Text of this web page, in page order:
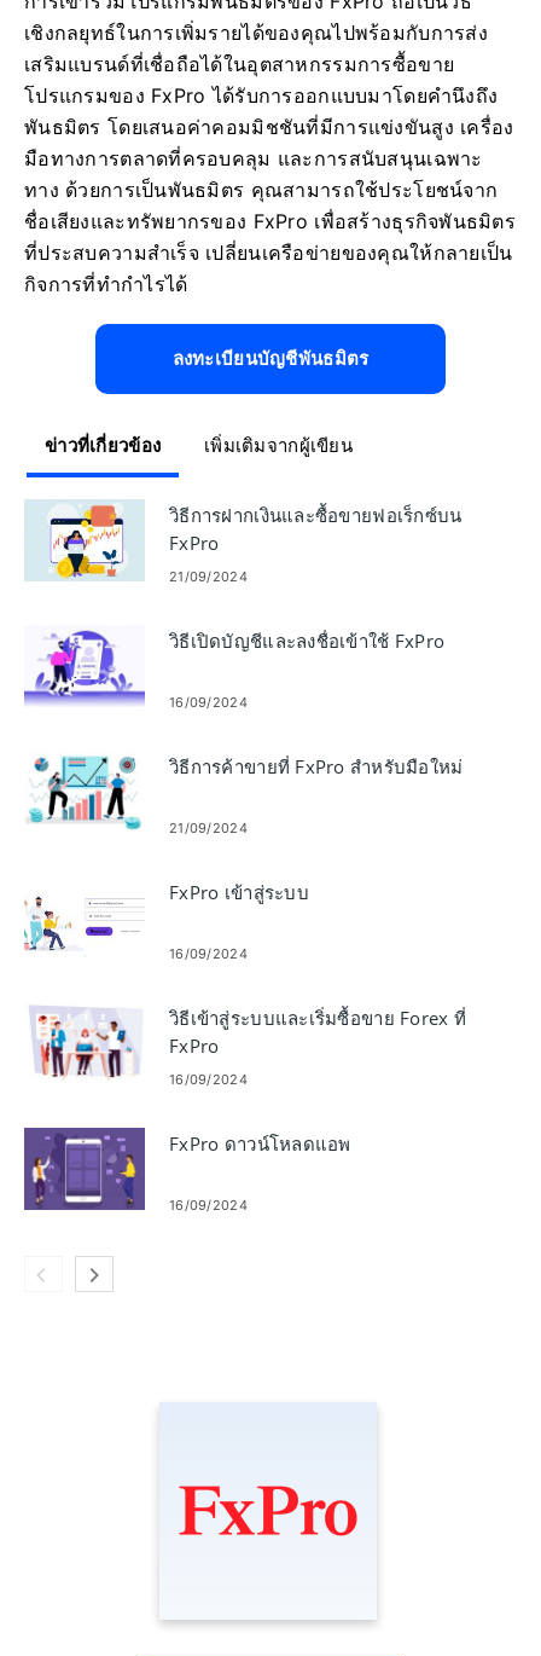
เชิงกลยุทธ์ในการเพิ่มรายได้ของคุณไปพร้อมกับการส่ง
เสริมแบรนด์ที่เชื่อถือได้ในอุตสาหกรรมการซื้อขาย
โปรแกรมของ FxPro ได้รับการออกแบบมาโดยคำนึงถึง
พันธมิตร โดยเสนอค่าคอมมิชชันที่มีการแข่งขันสูง เครื่อง
มือทางการตลาดที่ครอบคลุม และการสนับสนุนเฉพาะ
ทาง ด้วยการเป็นพันธมิตร คุณสามารถใช้ประโยชน์จาก
ชื่อเสียงและทรัพยากรของ FxPro เพื่อสร้างธุรกิจพันธมิตร
ที่ประสบความสำเร็จ เปลี่ยนเครือข่ายของคุณให้กลายเป็น
กิจการที่ทำกำไรได้
ลงทะเบียนบัญชีพันธมิตร
ข่าวที่เกี่ยวข้อง เพิ่มเติมจากผู้เขียน
วิธีการฝากเงินและซื้อขายฟอเร็กซ์บน
FxPro
21/09/2024
วิธีเปิดบัญชีและลงชื่อเข้าใช้ FxPro
16/09/2024
วิธีการค้าขายที่ FxPro สำหรับมือใหม่
21/09/2024
FxPro เข้าสู่ระบบ
16/09/2024
วิธีเข้าสู่ระบบและเริ่มซื้อขาย Forex ที่
FxPro
16/09/2024
FxPro ดาวน์โหลดแอพ
16/09/2024